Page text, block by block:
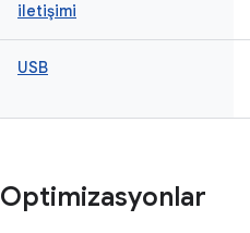
iletişimi
USB
Optimizasyonlar